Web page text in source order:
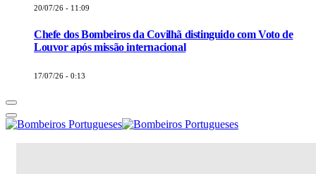
20/07/26 - 11:09
Chefe dos Bombeiros da Covilhã distinguido com Voto de
Louvor após missão internacional
17/07/26 - 0:13